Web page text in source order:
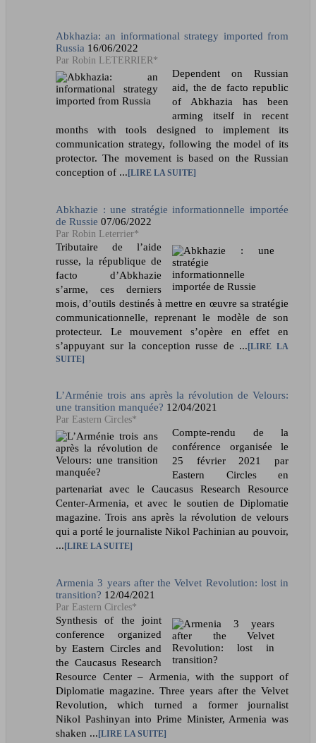
Abkhazia: an informational strategy imported from
Russia 16/06/2022
Robin LETERRIER*
Dependent on Russian
aid, the de facto republic
of Abkhazia has been
arming itself in recent
months with tools designed to implement its
communication strategy, following the model of its
protector. The movement is based on the Russian
conception of ... LIRE LA SUITE
Abkhazie : une stratégie informationnelle importée
de Russie 07/06/2022
Robin Leterrier*
Tributaire de l’aide
russe, la république de
facto d’Abkhazie
s’arme, ces derniers
mois, d’outils destinés à mettre en œuvre sa stratégie
communicationnelle, reprenant le modèle de son
protecteur. Le mouvement s’opère en effet en
s’appuyant sur la conception russe de ... LIRE LA
SUITE
L’Arménie trois ans après la révolution de Velours:
une transition manquée? 12/04/2021
Eastern Circles*
Compte-rendu de la
conférence organisée le
25 février 2021 par
Eastern Circles en
partenariat avec le Caucasus Research Resource
Center-Armenia, et avec le soutien de Diplomatie
magazine. Trois ans après la révolution de velours
qui a porté le journaliste Nikol Pachinian au pouvoir,
... LIRE LA SUITE
Armenia 3 years after the Velvet Revolution: lost in
transition? 12/04/2021
Eastern Circles*
Synthesis of the joint
conference organized
by Eastern Circles and
the Caucasus Research
Resource Center – Armenia, with the support of
Diplomatie magazine. Three years after the Velvet
Revolution, which turned a former journalist
Nikol Pashinyan into Prime Minister, Armenia was
shaken ... LIRE LA SUITE